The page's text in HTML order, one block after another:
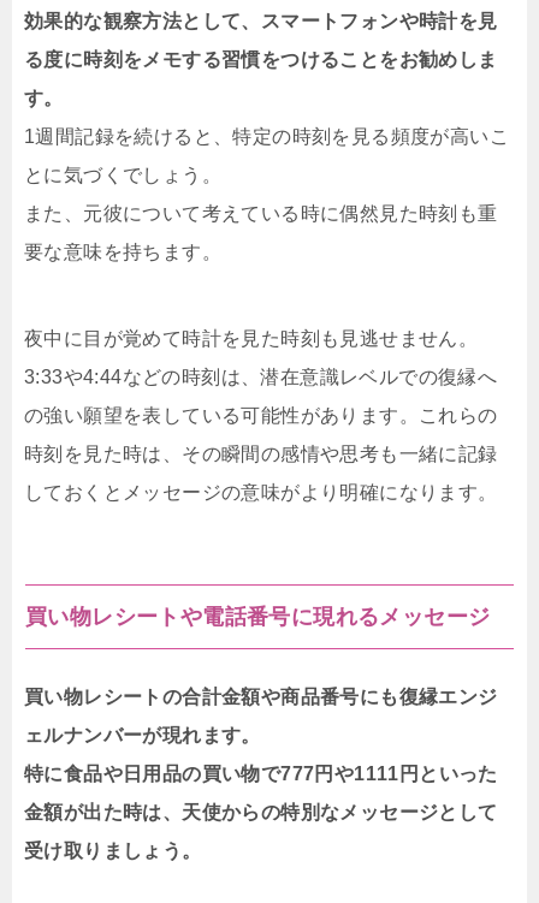
効果的な観察方法として、スマートフォンや時計を見
る度に時刻をメモする習慣をつけることをお勧めしま
す。
1週間記録を続けると、特定の時刻を見る頻度が高いこ
とに気づくでしょう。
また、元彼について考えている時に偶然見た時刻も重
要な意味を持ちます。
夜中に目が覚めて時計を見た時刻も見逃せません。
3:33や4:44などの時刻は、潜在意識レベルでの復縁へ
の強い願望を表している可能性があります。これらの
時刻を見た時は、その瞬間の感情や思考も一緒に記録
しておくとメッセージの意味がより明確になります。
買い物レシートや電話番号に現れるメッセージ
買い物レシートの合計金額や商品番号にも復縁エンジ
ェルナンバーが現れます。
特に食品や日用品の買い物で777円や1111円といった
金額が出た時は、天使からの特別なメッセージとして
受け取りましょう。